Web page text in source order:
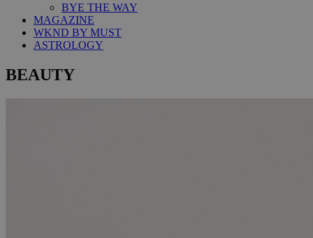
BYE THE WAY
MAGAZINE
WKND BY MUST
ASTROLOGY
BEAUTY